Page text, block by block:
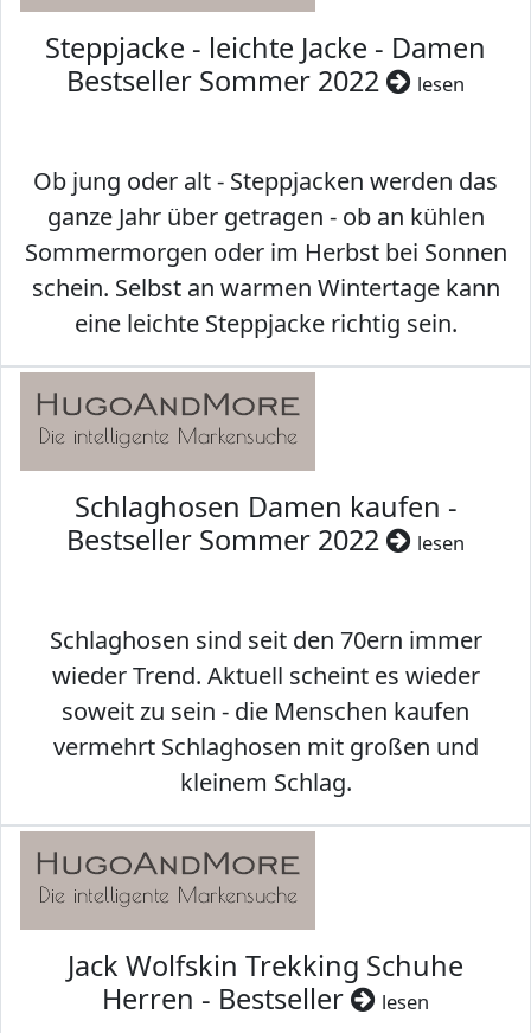
Steppjacke - leichte Jacke - Damen
Bestseller Sommer 2022
lesen
Ob jung oder alt - Steppjacken werden das
ganze Jahr über getragen - ob an kühlen
Sommermorgen oder im Herbst bei Sonnen
schein. Selbst an warmen Wintertage kann
eine leichte Steppjacke richtig sein.
Schlaghosen Damen kaufen -
Bestseller Sommer 2022
lesen
Schlaghosen sind seit den 70ern immer
wieder Trend. Aktuell scheint es wieder
soweit zu sein - die Menschen kaufen
vermehrt Schlaghosen mit großen und
kleinem Schlag.
Jack Wolfskin Trekking Schuhe
Herren - Bestseller
lesen